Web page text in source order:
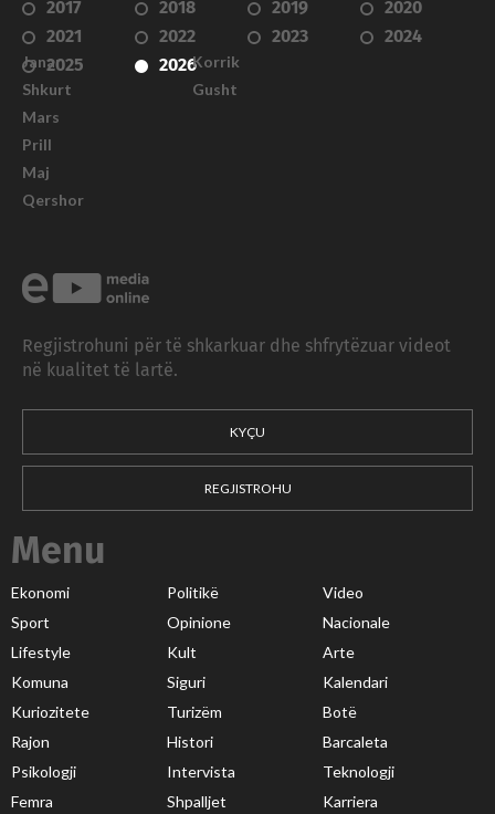
2017 2018 2019
2020
2021
2022 2023
2024
2025
2026
Janar
Shkurt
Mars
Prill
Maj
Qershor
Korrik
Gusht
Regjistrohuni për të shkarkuar dhe shfrytëzuar videot
në kualitet të lartë.
KYÇU
REGJISTROHU
Menu
Ekonomi Politikë
Video
Sport
Opinione
Nacionale
Lifestyle
Kult
Arte
Komuna
Siguri
Kalendari
Kuriozitete
Turizëm
Botë
Rajon
Histori
Barcaleta
Psikologji
Intervista
Teknologji
Femra
Shpalljet Karriera